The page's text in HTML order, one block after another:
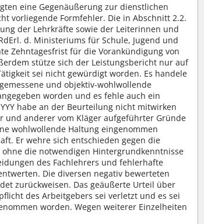
eine Gegenäußerung zur dienstlichen
vorliegende Formfehler. Die in Abschnitt 2.2.
der Lehrkräfte sowie der Leiterinnen und
d. Ministeriums für Schule, Jugend und
Zehntagesfrist für die Vorankündigung von
stütze sich der Leistungsbericht nur auf
sei nicht gewürdigt worden. Es handele
und objektiv-wohlwollende
worden und es fehle auch ein
habe an der Beurteilung nicht mitwirken
anderer vom Kläger aufgeführter Gründe
wohlwollende Haltung eingenommen
Er wehre sich entschieden gegen die
die notwendigen Hintergrundkenntnisse
des Fachlehrers und fehlerhafte
Die diversen negativ bewerteten
zurückweisen. Das geäußerte Urteil über
des Arbeitgebers sei verletzt und es sei
worden. Wegen weiterer Einzelheiten